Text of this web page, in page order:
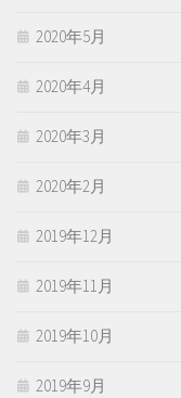
2020年5月
2020年4月
2020年3月
2020年2月
2019年12月
2019年11月
2019年10月
2019年9月